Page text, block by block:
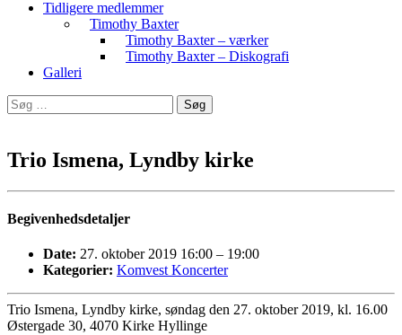
Tidligere medlemmer
Timothy Baxter
Timothy Baxter – værker
Timothy Baxter – Diskografi
Galleri
Søg
efter:
Trio Ismena, Lyndby kirke
Begivenhedsdetaljer
Date: 27. oktober 2019 16:00 – 19:00
Kategorier: Komvest Koncerter
Trio Ismena, Lyndby kirke, søndag den 27. oktober 2019, kl. 16.00
Østergade 30, 4070 Kirke Hyllinge